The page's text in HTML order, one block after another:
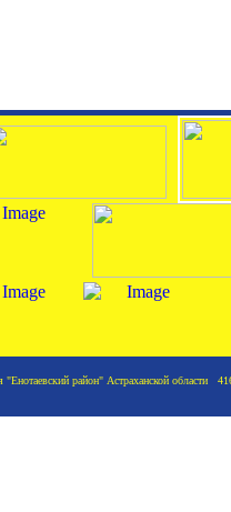
район" Астраханской области